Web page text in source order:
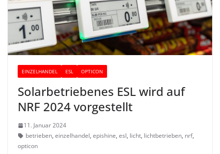
EINZELHANDEL ESL OPTICON
Solarbetriebenes ESL wird auf
NRF 2024 vorgestellt
11. Januar 2024
betrieben, einzelhandel, epishine, esl, licht, lichtbetrieben, nrf,
opticon